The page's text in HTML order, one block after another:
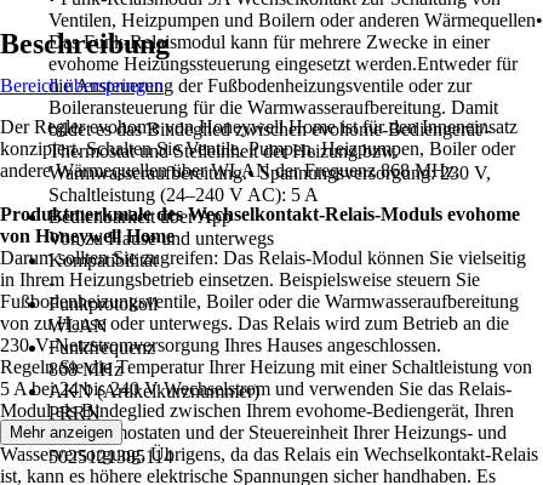
Ventilen, Heizpumpen und Boilern oder anderen Wärmequellen•
Das Funk-Relaismodul kann für mehrere Zwecke in einer
evohome Heizungssteuerung eingesetzt werden.Entweder für
die Ansteuerung der Fußbodenheizungsventile oder zur
Boileransteuerung für die Warmwasseraufbereitung. Damit
bildet es das Bindeglied zwischen evohome-Bediengerät/-
Thermostat und Stelleinheit der Heizung bzw.
Warmwasseraufbereitung.• Spannungsversorgung: 230 V,
Schaltleistung (24–240 V AC): 5 A
Bedienbarkeit über App
Von zu Hause und unterwegs
Kompatibilität
-
Funkprotokoll
WLAN
Funkfrequenz
868 MHz
AKN (Artikelkurznummer)
PRRN
EAN
5025121385114
Beschreibung
Bereich überspringen
Der Regler evohome von Honeywell Home ist für den Inneneinsatz
konzipiert. Schalten Sie Ventile, Pumpen, Heizpumpen, Boiler oder
andere Wärmequellen über WLAN der Frequenz 868 MHz.
Produktmerkmale des Wechselkontakt-Relais-Moduls evohome
von Honeywell Home
Darum sollten Sie zugreifen: Das Relais-Modul können Sie vielseitig
in Ihrem Heizungsbetrieb einsetzen. Beispielsweise steuern Sie
Fußbodenheizungsventile, Boiler oder die Warmwasseraufbereitung
von zu Hause oder unterwegs. Das Relais wird zum Betrieb an die
230-V-Netzstromversorgung Ihres Hauses angeschlossen.
Regeln Sie die Temperatur Ihrer Heizung mit einer Schaltleistung von
5 A bei 24 bis 240 V Wechselstrom und verwenden Sie das Relais-
Modul als Bindeglied zwischen Ihrem evohome-Bediengerät, Ihren
evohome-Thermostaten und der Steuereinheit Ihrer Heizungs- und
Wasserversorgung. Übrigens, da das Relais ein Wechselkontakt-Relais
ist, kann es höhere elektrische Spannungen sicher handhaben. Es
Mehr anzeigen